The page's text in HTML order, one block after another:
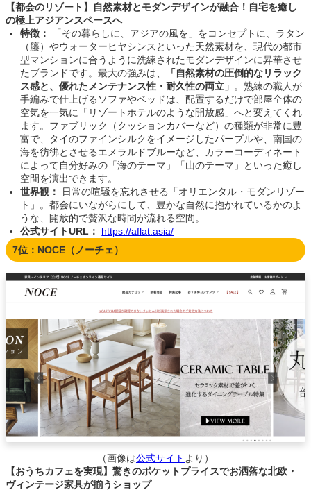
【都会のリゾート】自然素材とモダンデザインが融合！自宅を癒し
の極上アジアンスペースへ
特徴：
「その暮らしに、アジアの風を」をコンセプトに、ラタン
（籐）やウォーターヒヤシンスといった天然素材を、現代の都市
型マンションに合うように洗練されたモダンデザインに昇華させ
たブランドです。最大の強みは、
「自然素材の圧倒的なリラック
ス感と、優れたメンテナンス性・耐久性の両立」 。熟練の職人が
手編みで仕上げるソファやベッドは、配置するだけで部屋全体の
空気を一気に「リゾートホテルのような開放感」へと変えてくれ
ます。ファブリック（クッションカバーなど）の種類が非常に豊
富で、タイのファインシルクをイメージしたパープルや、南国の
海を彷彿とさせるエメラルドブルーなど、カラーコーディネート
によって自分好みの「海のテーマ」「山のテーマ」といった癒し
空間を演出できます。
世界観：
日常の喧騒を忘れさせる「オリエンタル・モダンリゾー
ト」。都会にいながらにして、豊かな自然に抱かれているかのよ
うな、開放的で贅沢な時間が流れる空間。
公式サイトURL：
https://aflat.asia/
7位：NOCE（ノーチェ）
（画像は公式サイト より）
【おうちカフェを実現】驚きのポケットプライスでお洒落な北欧・
ヴィンテージ家具が揃うショップ